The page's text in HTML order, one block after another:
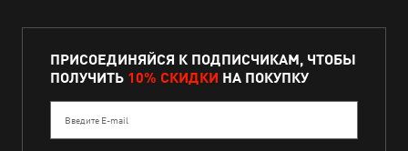
ПРИСОЕДИНЯЙСЯ К ПОДПИСЧИКАМ, ЧТОБЫ
ПОЛУЧИТЬ 10% СКИДКИ НА ПОКУПКУ
Введите E-mail